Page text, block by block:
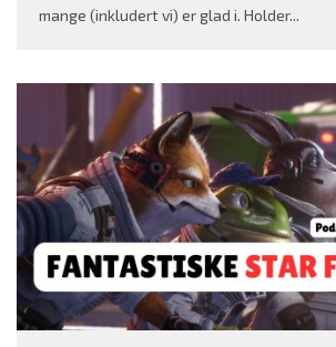
mange (inkludert vi) er glad i. Holder...